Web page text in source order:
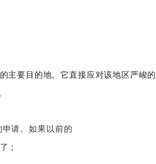
主要目的地。它直接应对该地区严峻的
请。如果以前的
；